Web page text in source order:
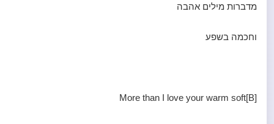
מדברות מילים אהבה
וחכמה בשפע
[B]More than I love your warm soft